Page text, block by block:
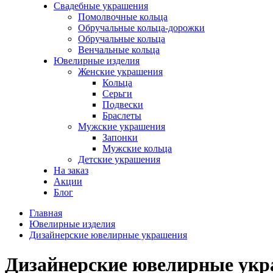
Свадебные украшения
Помолвочные кольца
Обручальные кольца-дорожки
Обручальные кольца
Венчальные кольца
Ювелирные изделия
Женские украшения
Кольца
Серьги
Подвески
Браслеты
Мужские украшения
Запонки
Мужские кольца
Детские украшения
На заказ
Акции
Блог
Главная
Ювелирные изделия
Дизайнерские ювелирные украшения
Дизайнерские ювелирные